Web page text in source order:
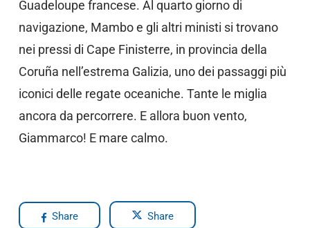
Guadeloupe francese. Al quarto giorno di
navigazione, Mambo e gli altri ministi si trovano
nei pressi di Cape Finisterre, in provincia della
Coruña nell’estrema Galizia, uno dei passaggi più
iconici delle regate oceaniche. Tante le miglia
ancora da percorrere. E allora buon vento,
Giammarco! E mare calmo.
Share Share